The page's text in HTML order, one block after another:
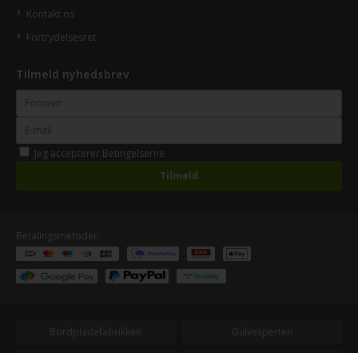
Kontakt os
Fortrydelsesret
Tilmeld nyhedsbrev
Jeg accepterer Betingelserne
Betalingsmetoder:
Bordpladefabrikken Gulvexperten